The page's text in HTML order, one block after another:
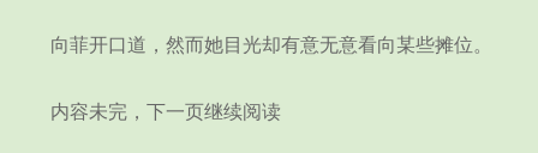
向菲开口道，然而她目光却有意无意看向某些摊位。
内容未完，下一页继续阅读